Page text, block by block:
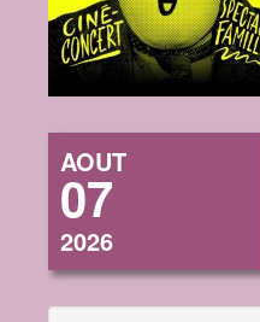
AOUT
07
2026